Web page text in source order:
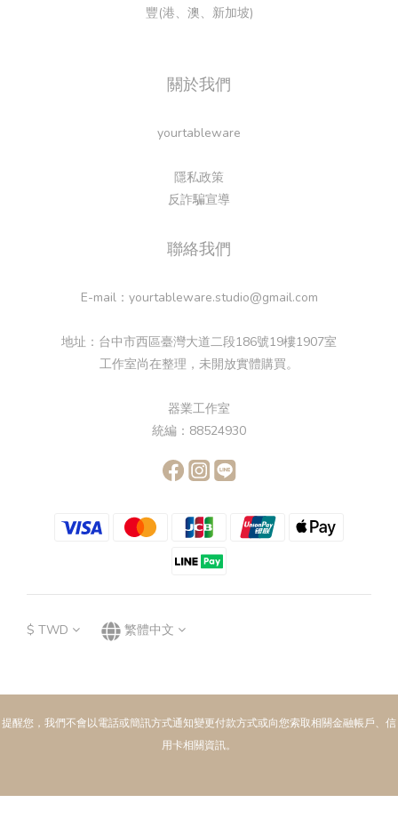
豐(港、澳、新加坡)
關於我們
yourtableware
隱私政策
反詐騙宣導
聯絡我們
E-mail：yourtableware.studio@gmail.com
地址：台中市西區臺灣大道二段186號19樓1907室
工作室尚在整理，未開放實體購買。
器業工作室
統編：88524930
$ TWD 繁體中文
提醒您，我們不會以電話或簡訊方式通知變更付款方式或向您索取相關金融帳戶、信
用卡相關資訊。